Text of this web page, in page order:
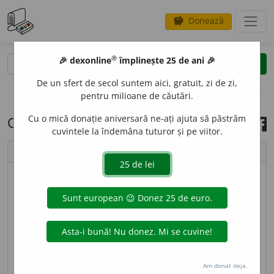
savings Donează
opțiuni
Cuvântul zilei, 16 aprilie 2024
© imagine Addell Design
DĂ, felide, s. f.(Lapl.) Familie de mamifere
carnivore cu corpul mlădios, cu coada lungă și cu
🎉 dexonline® împlinește 25 de ani 🎉
De un sfert de secol suntem aici, gratuit, zi de zi,
pentru milioane de căutări.
Cu o mică donație aniversară ne-ați ajuta să păstrăm
cuvintele la îndemâna tuturor și pe viitor.
Am donat deja.